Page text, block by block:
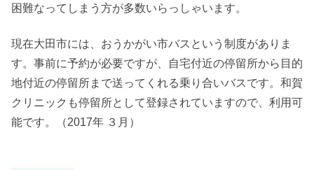
困難なってしまう方が多数いらっしゃいます。
現在大田市には、おうかがい市バスという制度がありま
す。事前に予約が必要ですが、自宅付近の停留所から目的
地付近の停留所まで送ってくれる乗り合いバスです。和賀
クリニックも停留所として登録されていますので、利用可
能です。
（2017年 ３月）